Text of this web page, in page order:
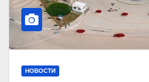
НОВОСТИ